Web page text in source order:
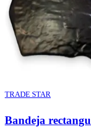
TRADE STAR
Bandeja